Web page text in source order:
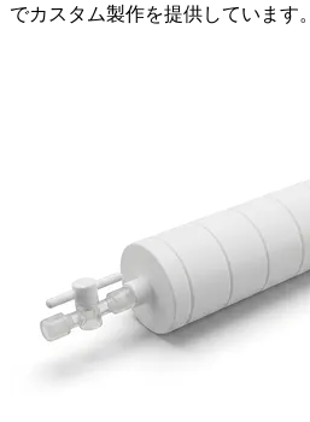
でカスタム製作を提供しています。